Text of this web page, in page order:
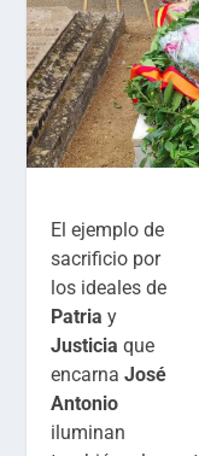
El ejemplo de
sacrificio por
los ideales de
Patria y
Justicia que
encarnaJosé
Antonio
iluminan